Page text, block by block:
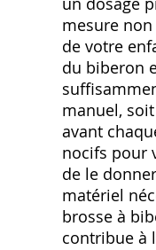
mesure
de votre
du biberon
manuel,
avant
nocifs pour
de le
matériel
brosse à
contribue à